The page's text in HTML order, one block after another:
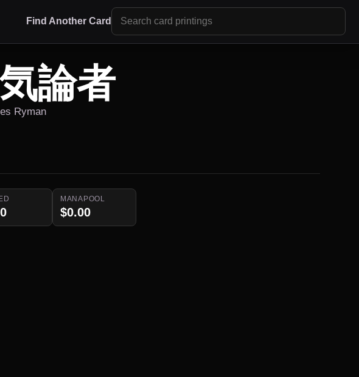
Find Another Card
論者
Ryman
MANAPOOL
$0.00